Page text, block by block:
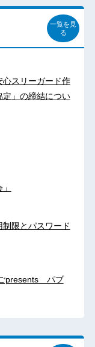
一覧を見
る
スリーガード作
」の締結につい
制限とパスワード
presents パブ